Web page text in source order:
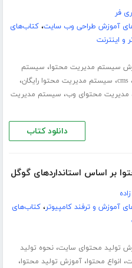
فر
آموزش طراحی وب سایت،کتاب‌های
و اینترنت
سیستم مدیریت محتوا، سیستم
،cms، سیستم مدیریت محتوا رایگان،
مدیریت محتوای وب، سیستم مدیریت
دانلود کتاب
بر اساس استانداردهای گوگل
آموزش و ترفند کامپیوتر،کتاب‌های
تولید محتوای سایت،نحوه تولید
، انواع محتوا،آموزش تولید محتوا،